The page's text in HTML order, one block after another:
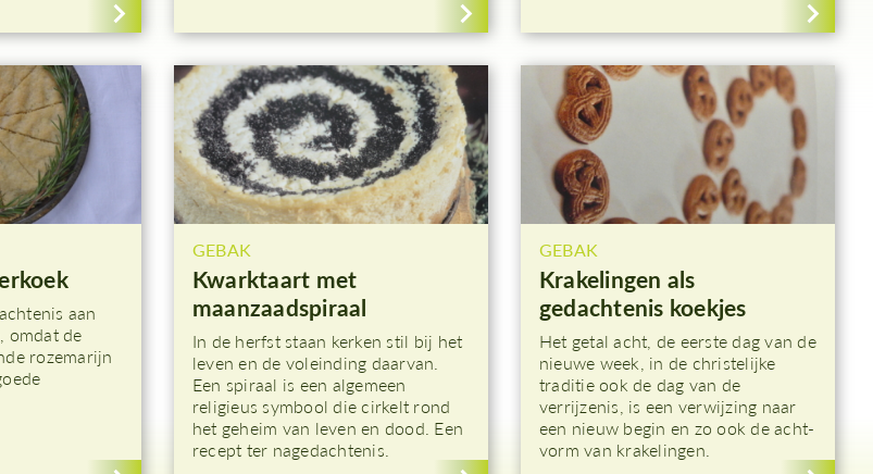
aan
omdat de
rozemarijn
GEBAK
Kwarktaart met
maanzaadspiraal
In de herfst staan kerken stil bij het
leven en de voleinding daarvan.
Een spiraal is een algemeen
religieus symbool die cirkelt rond
het geheim van leven en dood. Een
recept ter nagedachtenis.
GEBAK
Krakelingen als
gedachtenis koekjes
Het getal acht, de eerste dag van de
nieuwe week, in de christelijke
traditie ook de dag van de
verrijzenis, is een verwijzing naar
een nieuw begin en zo ook de acht-
vorm van krakelingen.